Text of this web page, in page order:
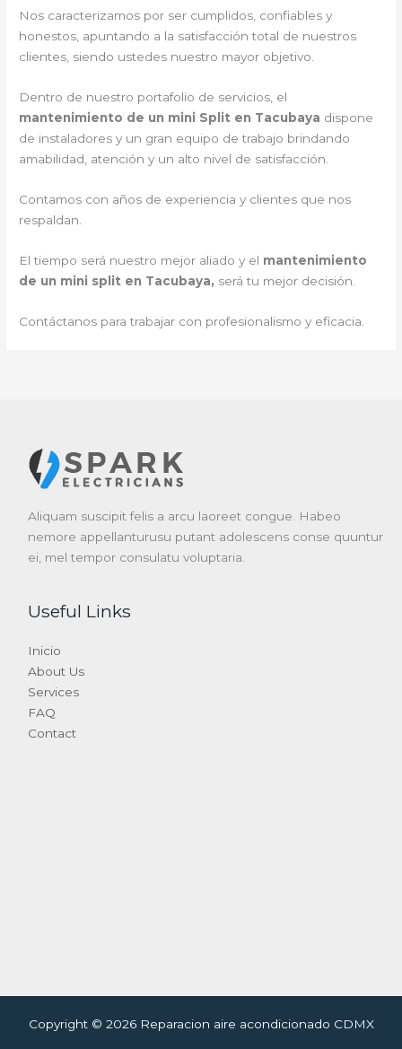
Nos caracterizamos por ser cumplidos, confiables y
honestos, apuntando a la satisfacción total de nuestros
clientes, siendo ustedes nuestro mayor objetivo.
Dentro de nuestro portafolio de servicios, el
mantenimiento de un mini Split en Tacubaya dispone
de instaladores y un gran equipo de trabajo brindando
amabilidad, atención y un alto nivel de satisfacción.
Contamos con años de experiencia y clientes que nos
respaldan.
El tiempo será nuestro mejor aliado y el mantenimiento
de un mini split en Tacubaya, será tu mejor decisión.
Contáctanos para trabajar con profesionalismo y eficacia.
Aliquam suscipit felis a arcu laoreet congue. Habeo
nemore appellanturusu putant adolescens conse quuntur
ei, mel tempor consulatu voluptaria.
Useful Links
Inicio
About Us
Services
FAQ
Contact
Copyright © 2026 Reparacion aire acondicionado CDMX